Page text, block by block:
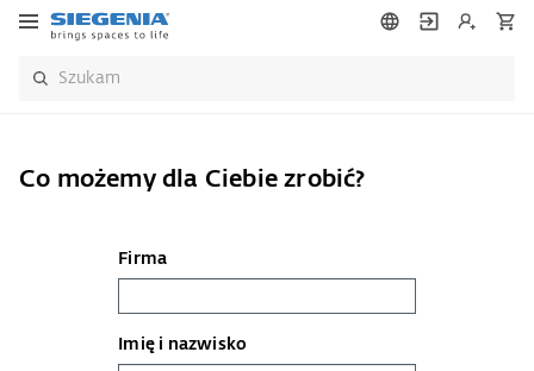
Co możemy dla Ciebie zrobić?
Firma
Imię i nazwisko